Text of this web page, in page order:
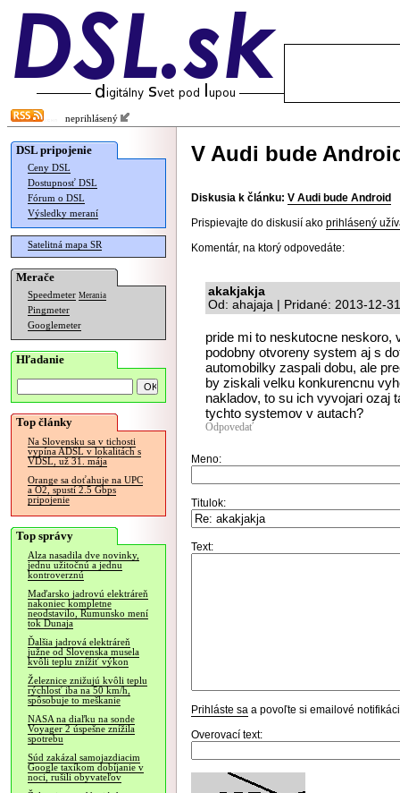
neprihlásený
DSL pripojenie
Ceny DSL
Dostupnosť DSL
Fórum o DSL
Výsledky meraní
Satelitná mapa SR
Merače
Speedmeter Merania
Pingmeter
Googlemeter
Hľadanie
Top články
Na Slovensku sa v tichosti
vypína ADSL v lokalitách s
VDSL, už 31. mája
Orange sa doťahuje na UPC
a O2, spustí 2.5 Gbps
pripojenie
Top správy
Alza nasadila dve novinky,
jednu užitočnú a jednu
kontroverznú
Maďarsko jadrovú elektráreň
nakoniec kompletne
neodstavilo, Rumunsko mení
tok Dunaja
Ďalšia jadrová elektráreň
južne od Slovenska musela
kvôli teplu znížiť výkon
Železnice znižujú kvôli teplu
rýchlosť iba na 50 km/h,
spôsobuje to meškanie
NASA na diaľku na sonde
Voyager 2 úspešne znížila
spotrebu
Súd zakázal samojazdiacim
Google taxíkom dobíjanie v
noci, rušili obyvateľov
V Audi bude
Diskusia k článku: V Audi bude Android
Prispievajte do diskusií ako prihlásený
Komentár, na ktorý odpovedáte:
akakjakja
Od: ahajaja | Pridané: 2013-12-
pride mi to neskutocne neskoro,
podobny otvoreny system aj s
automobilky zaspali dobu, ale
by ziskali velku konkurencnu
nakladov, to su ich vyvojari ozaj
tychto systemov v autach?
Odpovedať
Meno:
Titulok:
Text:
Prihláste sa a povoľte si emailové
Overovací text: